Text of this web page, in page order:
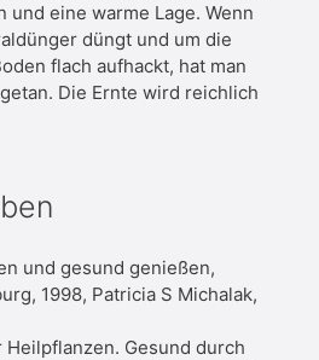
und eine warme Lage. Wenn
düngt und um die
flach aufhackt, hat man
Die Ernte wird reichlich
und gesund genießen,
1998, Patricia S Michalak,
Heilpflanzen. Gesund durch